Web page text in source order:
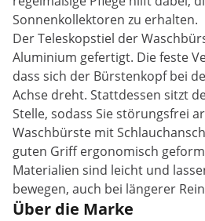
Sonnenkollektoren zu erhalten.
Der Teleskopstiel der
Aluminium gefertigt. Die feste
dass sich der Bürstenkopf bei
Achse dreht. Stattdessen sitzt
Stelle, sodass Sie störungsfrei
Waschbürste mit
guten Griff ergonomisch
Materialien sind leicht und
bewegen, auch bei längerer
Über die Marke